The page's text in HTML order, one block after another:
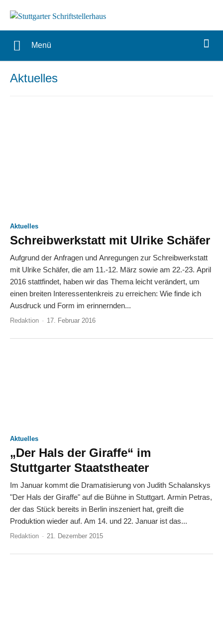
Menü
Aktuelles
Aktuelles
Schreibwerkstatt mit Ulrike Schäfer
Aufgrund der Anfragen und Anregungen zur Schreibwerkstatt
mit Ulrike Schäfer, die am 11.-12. März sowie am 22.-23. April
2016 stattfindet, haben wir das Thema leicht verändert, um
einen breiten Interessentenkreis zu erreichen: Wie finde ich
Ausdruck und Form im erinnernden...
Redaktion - 17. Februar 2016
Aktuelles
„Der Hals der Giraffe“ im
Stuttgarter Staatstheater
Im Januar kommt die Dramatisierung von Judith Schalanskys
"Der Hals der Giraffe" auf die Bühne in Stuttgart. Armin Petras,
der das Stück bereits in Berlin inszeniert hat, greift die
Produktion wieder auf. Am 14. und 22. Januar ist das...
Redaktion - 21. Dezember 2015